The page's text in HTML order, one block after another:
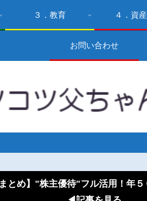
３．教育 ４．資
お問い合わせ
まとめ】"株主優待"フル活用！年